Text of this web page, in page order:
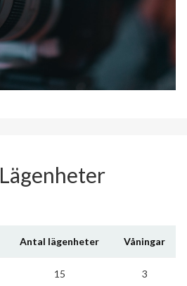
Lägenheter
Antal lägenheter Våningar
15 3